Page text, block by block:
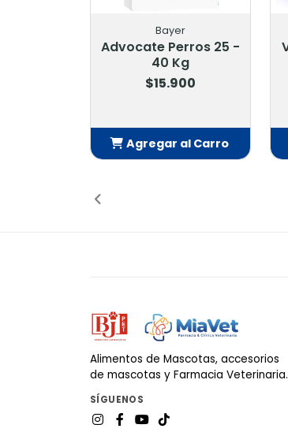
Vito Junior Perro 300
$16.900
Agregar al Carro
Alimentos de Mascotas, accesorios
de mascotas y Farmacia Veterinaria.
SÍGUENOS